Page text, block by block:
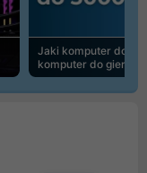
Jaki komputer do
komputer do gier |